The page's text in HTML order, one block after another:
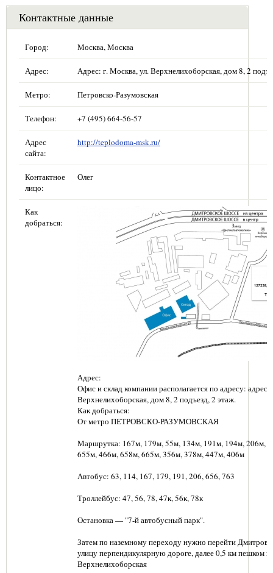
Контактные данные
Город: Москва, Москва
Адрес: Адрес: г. Москва, ул. Верхнелихоборская, дом 8, 2
Метро: Петровско-Разумовская
Телефон: +7 (495) 664-56-57
Адрес
сайта:
http://teplodoma-msk.ru/
Контактное
лицо:
Олег
Как
добраться:
Адрес:
Офис и склад компании располагается по адресу: адрес:
Верхнелихоборская, дом 8, 2 подъезд, 2 этаж.
Как добраться:
От метро ПЕТРОВСКО-РАЗУМОВСКАЯ
Маршрутка: 167м, 179м, 55м, 134м, 191м, 194м, 206м,
655м, 466м, 658м, 665м, 356м, 378м, 447м, 406м
Автобус: 63, 114, 167, 179, 191, 206, 656, 763
Троллейбус: 47, 56, 78, 47к, 56к, 78к
Остановка — "7-й автобусный парк".
Затем по наземному переходу нужно перейти
улицу перпендикулярную дороге, далее 0,5 км пешком
Верхнелихоборская